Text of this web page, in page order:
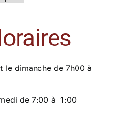
le dimanche de 7h00 à
de 7:00 à 1:00